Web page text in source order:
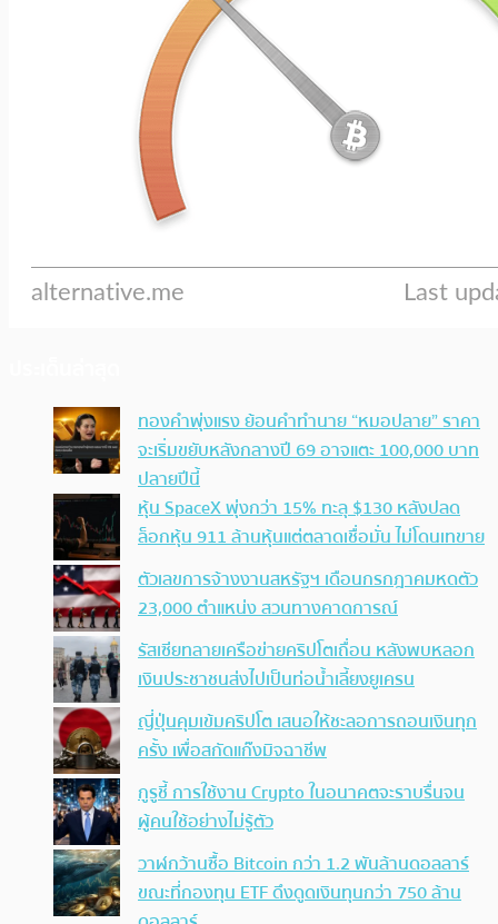
ทองคำพุ่งแรง ย้อนคำทำนาย “หมอปลาย” ราคา
จะเริ่มขยับหลังกลางปี 69 อาจแตะ 100,000 บาท
ปลายปีนี้
หุ้น SpaceX พุ่งกว่า 15% ทะลุ $130 หลังปลด
ล็อกหุ้น 911 ล้านหุ้นแต่ตลาดเชื่อมั่น ไม่โดนเทขาย
ตัวเลขการจ้างงานสหรัฐฯ เดือนกรกฎาคมหดตัว
23,000 ตำแหน่ง สวนทางคาดการณ์
รัสเซียทลายเครือข่ายคริปโตเถื่อน หลังพบหลอก
เงินประชาชนส่งไปเป็นท่อน้ำเลี้ยงยูเครน
ญี่ปุ่นคุมเข้มคริปโต เสนอให้ชะลอการถอนเงินทุก
ครั้ง เพื่อสกัดแก๊งมิจฉาชีพ
กูรูชี้ การใช้งาน Crypto ในอนาคตจะราบรื่นจน
ผู้คนใช้อย่างไม่รู้ตัว
วาฬกว้านซื้อ Bitcoin กว่า 1.2 พันล้านดอลลาร์
ขณะที่กองทุน ETF ดึงดูดเงินทุนกว่า 750 ล้าน